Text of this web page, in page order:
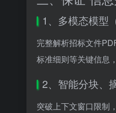
1、多模态模型
完整解析招标文件
标准细则等关键信息
2、智能分块、
突破上下文窗口限制